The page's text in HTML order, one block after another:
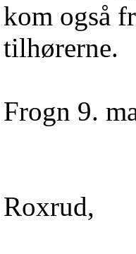
kom også
tilhørerne.
Frogn 9.
Roxrud,